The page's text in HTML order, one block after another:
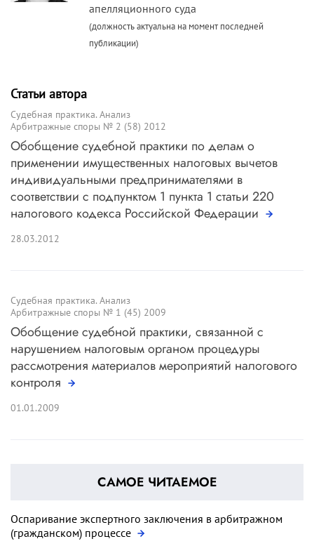
апелляционного суда
(должность актуальна на момент последней
публикации)
Статьи автора
Судебная практика. Анализ
Арбитражные споры № 2 (58) 2012
Обобщение судебной практики по делам о
применении имущественных налоговых вычетов
индивидуальными предпринимателями в
соответствии с подпунктом 1 пункта 1 статьи 220
налогового кодекса Российской Федерации
28.03.2012
Судебная практика. Анализ
Арбитражные споры № 1 (45) 2009
Обобщение судебной практики, связанной с
нарушением налоговым органом процедуры
рассмотрения материалов мероприятий налогового
контроля
01.01.2009
САМОЕ ЧИТАЕМОЕ
Оспаривание экспертного заключения в арбитражном
(гражданском) процессе